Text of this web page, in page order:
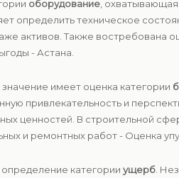
оборудование ,
определить техническое
активов. Также востребована
- Астана.
имеет оценка категории
привлекательность и
ценностей. В строительной
и ремонтных работ - Оценка
категории ущерб .